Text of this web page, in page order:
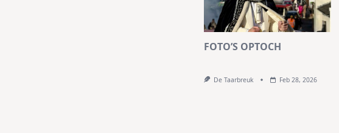
FOTO’S OPTOCH
De Taarbreuk Feb 28, 2026